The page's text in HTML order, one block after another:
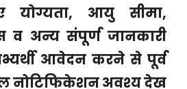
योग्यता, आयु सीमा,
व अन्य संपूर्ण जानकारी
आवेदन करने से पूर्व
नोटिफिकेशन अवश्य देख